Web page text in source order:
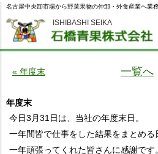
ISHIBASHI SEIKA
名古屋中央卸市場から野菜果物の仲卸・外食産業へ業
« 年度末 一覧へ
年度末
今日3月31日は、当社の年度末日。
一年間皆で仕事をした結果をまとめる
一年頑張ってくれた皆さんに感謝です。